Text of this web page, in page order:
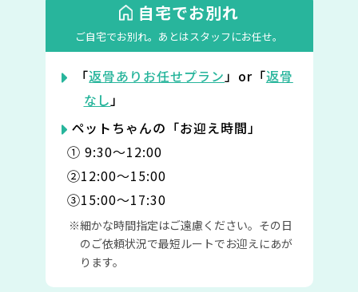
自宅でお別れ
ご自宅でお別れ。 あとはスタッフにお任せ。
「返骨ありお任せプラン」or「返骨
なし」
ペットちゃんの「お迎え時間」
① 9:30〜12:00
②12:00〜15:00
③15:00〜17:30
細かな時間指定はご遠慮ください。その日
のご依頼状況で最短ルートでお迎えにあが
ります。